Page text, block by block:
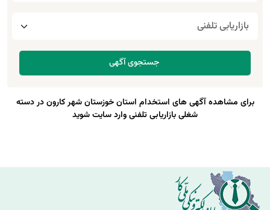
برای مشاهده آگهی های استخدام استان خوزستان شهر کارون در دسته
شغلی بازاریابی تلفنی وارد سایت شوید